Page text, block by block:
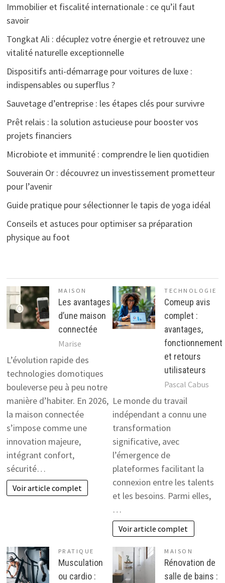
Immobilier et fiscalité internationale : ce qu’il faut
savoir
Tongkat Ali : décuplez votre énergie et retrouvez une
vitalité naturelle exceptionnelle
Dispositifs anti-démarrage pour voitures de luxe :
indispensables ou superflus ?
Sauvetage d’entreprise : les étapes clés pour survivre
Prêt relais : la solution astucieuse pour booster vos
projets financiers
Microbiote et immunité : comprendre le lien quotidien
Souverain Or : découvrez un investissement prometteur
pour l’avenir
Guide pratique pour sélectionner le tapis de yoga idéal
Conseils et astuces pour optimiser sa préparation
physique au foot
MAISON
Les avantages
d’une maison
connectée
Marise
L’évolution rapide des
technologies domotiques
bouleverse peu à peu notre
manière d’habiter. En 2026,
la maison connectée
s’impose comme une
innovation majeure,
intégrant confort,
sécurité…
Voir article complet
TECHNOLOGIE
Comeup avis
complet :
avantages,
fonctionnement
et retours
utilisateurs
Pascal Cabus
Le monde du travail
indépendant a connu une
transformation
significative, avec
l’émergence de
plateformes facilitant la
connexion entre les talents
et les besoins. Parmi elles,
…
Voir article complet
PRATIQUE
Musculation
ou cardio :
MAISON
Rénovation de
salle de bains :